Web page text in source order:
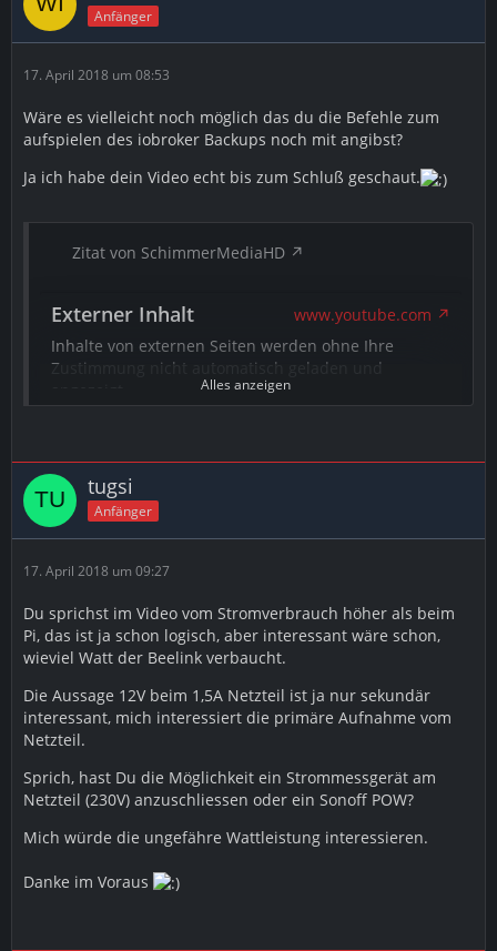
Anfänger
17. April 2018 um 08:53
Wäre es vielleicht noch möglich das du die Befehle zum
aufspielen des iobroker Backups noch mit angibst?
Ja ich habe dein Video echt bis zum Schluß geschaut.
Zitat von SchimmerMediaHD
Externer Inhalt
www.youtube.com
Inhalte von externen Seiten werden ohne Ihre
Zustimmung nicht automatisch geladen und
Durch die Aktivierung der externen Inhalte erklären Sie sich
damit einverstanden, dass personenbezogene Daten an
Drittplattformen übermittelt werden. Mehr Informationen dazu
haben wir in unserer Datenschutzerklärung zur Verfügung
gestellt.
knapp wurde für das was ich mit dem ioBroker mache,
habe ich mir nach etwas anderem umgesehen und bin
für mich zu dem Entschluss gekommen das der Beelink
ioBroker läuft wie geschmiert mit 8GB RAM
Zeige auch komplett ALLE Schritte:
- Unboxing
- ioBroker Installation
Alles anzeigen
tugsi
Anfänger
17. April 2018 um 09:27
Du sprichst im Video vom Stromverbrauch höher als beim
Pi, das ist ja schon logisch, aber interessant wäre schon,
wieviel Watt der Beelink verbaucht.
Die Aussage 12V beim 1,5A Netzteil ist ja nur sekundär
interessant, mich interessiert die primäre Aufnahme vom
Netzteil.
Sprich, hast Du die Möglichkeit ein Strommessgerät am
Netzteil (230V) anzuschliessen oder ein Sonoff POW?
Mich würde die ungefähre Wattleistung interessieren.
Danke im Voraus